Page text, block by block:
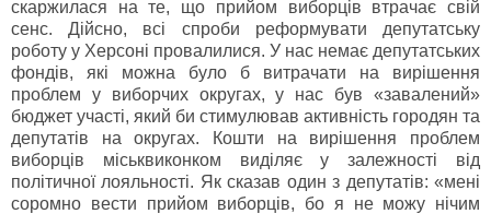
скаржилася на те, що прийом виборців втрачає свій
сенс. Дійсно, всі спроби реформувати депутатську
роботу у Херсоні провалилися. У нас немає депутатських
фондів, які можна було б витрачати на вирішення
проблем у виборчих округах, у нас був «завалений»
бюджет участі, який би стимулював активність городян та
депутатів на округах. Кошти на вирішення проблем
виборців міськвиконком виділяє у залежності від
політичної лояльності. Як сказав один з депутатів: «мені
соромно вести прийом виборців, бо я не можу нічим